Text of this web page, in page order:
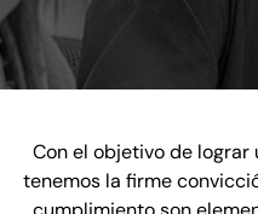
Con el objetivo de lograr
tenemos la firme